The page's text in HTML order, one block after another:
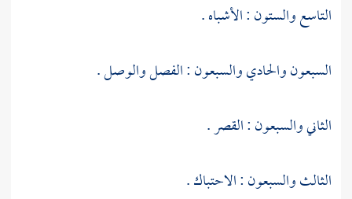
التاسع والستون : الأشباه .
السبعون والحادي والسبعون : الفصل والوصل .
الثاني والسبعون : القصر .
الثالث والسبعون : الاحتباك .